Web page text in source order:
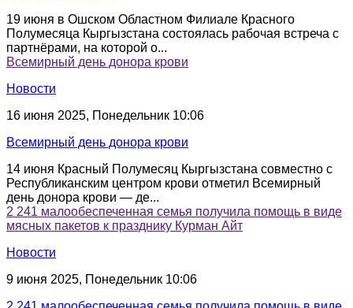
19 июня в Ошском Областном Филиале Красного
Полумесяца Кыргызстана состоялась рабочая встреча с
партнёрами, на которой о...
Всемирный день донора крови
Новости
16 июня 2025, Понедельник 10:06
Всемирный день донора крови
14 июня Красный Полумесяц Кыргызстана совместно с
Республиканским центром крови отметил Всемирный
день донора крови — де...
2 241 малообеспеченная семья получила помощь в виде
мясных пакетов к празднику Курман Айт
Новости
9 июня 2025, Понедельник 10:06